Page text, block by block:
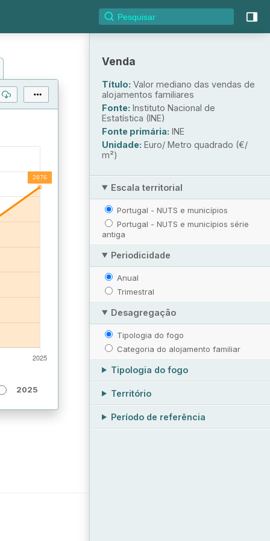
2025
Venda
Título: Valor mediano das vendas de
alojamentos familiares
Fonte: Instituto Nacional de
Estatística (INE)
Fonte primária: INE
Unidade: Euro/ Metro quadrado (€/
m²)
Escala territorial
Portugal - NUTS e municípios
Portugal - NUTS e municípios série
antiga
Periodicidade
Anual
Trimestral
Desagregação
Tipologia do fogo
Categoria do alojamento familiar
Tipologia do fogo
Território
Período de referência